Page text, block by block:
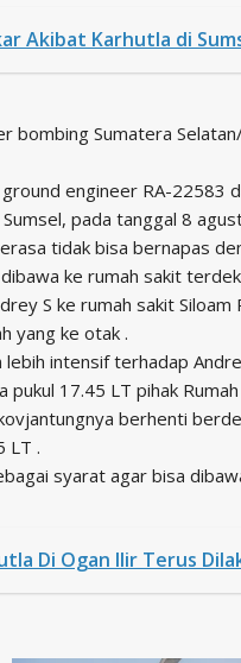
Akibat Karhutla di
Sumatera
engineer RA-22583
pada tanggal 8
tidak bisa bernapas
ke rumah sakit
S ke rumah sakit
yang ke otak .
intensif terhadap
17.45 LT pihak
berhenti
LT .
syarat agar bisa
Di Ogan Ilir Terus